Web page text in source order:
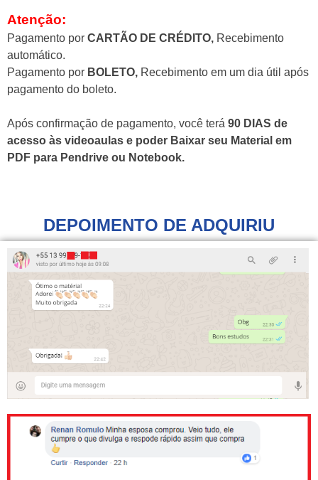
Atenção:
Pagamento por CARTÃO DE CRÉDITO, Recebimento
automático.
Pagamento por BOLETO, Recebimento em um dia útil após
pagamento do boleto.
Após confirmação de pagamento, você terá 90 DIAS de
acesso às videoaulas e poder Baixar seu Material em
PDF para Pendrive ou Notebook.
DEPOIMENTO DE ADQUIRIU